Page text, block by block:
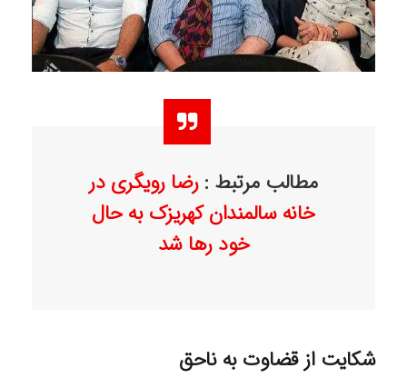
مطالب مرتبط :رضا رویگری در
خانه سالمندان کهریزک به حال
خود رها شد
شکایت از قضاوت به ناحق